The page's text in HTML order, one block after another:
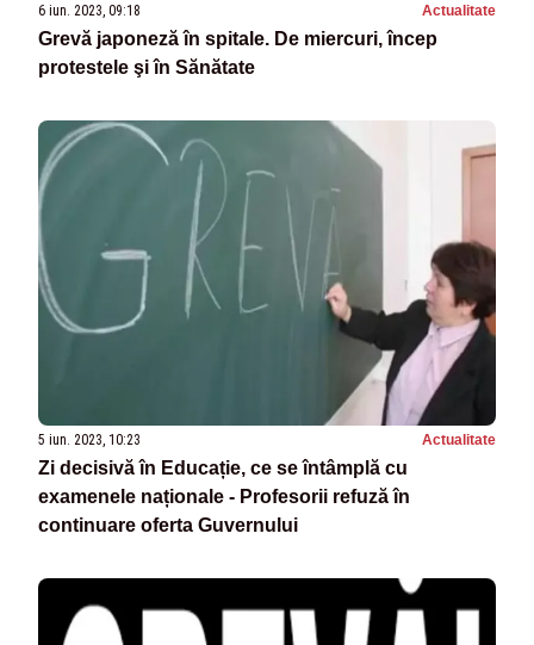
6 iun. 2023, 09:18 Actualitate
Grevă japoneză în spitale. De miercuri, încep
protestele şi în Sănătate
5 iun. 2023, 10:23 Actualitate
Zi decisivă în Educație, ce se întâmplă cu
examenele naționale - Profesorii refuză în
continuare oferta Guvernului